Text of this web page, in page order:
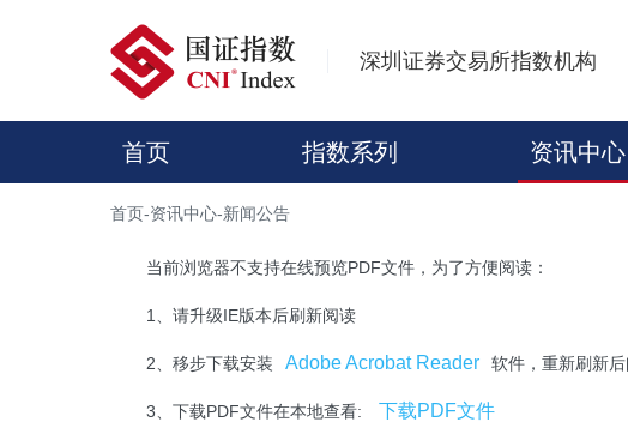
深圳证券交易所指数机构
首页 指数系列 资讯中心
首页-资讯中心-新闻公告
当前浏览器不支持在线预览PDF文件，为了方便阅读：
1、请升级IE版本后刷新阅读
2、移步下载安装 Adobe Acrobat Reader 软件，重新刷新
3、下载PDF文件在本地查看: 下载PDF文件